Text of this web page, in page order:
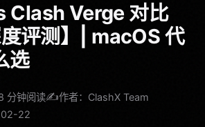
Clash Verge 对比
评测】| macOS 代
选
分钟阅读✍️作者：ClashX Team
02-22